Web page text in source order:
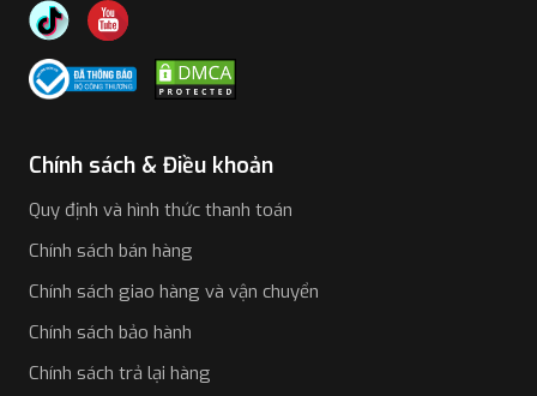
Chính sách & Điều khoản
Quy định và hình thức thanh toán
Chính sách bán hàng
Chính sách giao hàng và vận chuyển
Chính sách bảo hành
Chính sách trả lại hàng